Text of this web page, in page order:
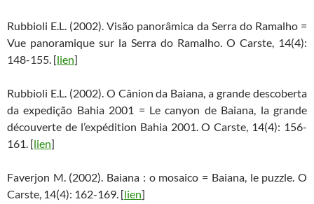
Rubbioli E.L. (2002). Visão panorâmica da Serra do Ramalho =
Vue panoramique sur la Serra do Ramalho. O Carste, 14(4):
148-155. [lien]
Rubbioli E.L. (2002). O Cânion da Baiana, a grande descoberta
da expedição Bahia 2001 = Le canyon de Baiana, la grande
découverte de l’expédition Bahia 2001. O Carste, 14(4): 156-
161. [lien]
Faverjon M. (2002). Baiana : o mosaico = Baiana, le puzzle. O
Carste, 14(4): 162-169. [lien]